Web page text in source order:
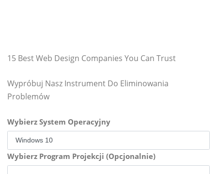
15 Best Web Design Companies You Can Trust
Wypróbuj Nasz Instrument Do Eliminowania
Problemów
Wybierz System Operacyjny
Wybierz Program Projekcji (Opcjonalnie)